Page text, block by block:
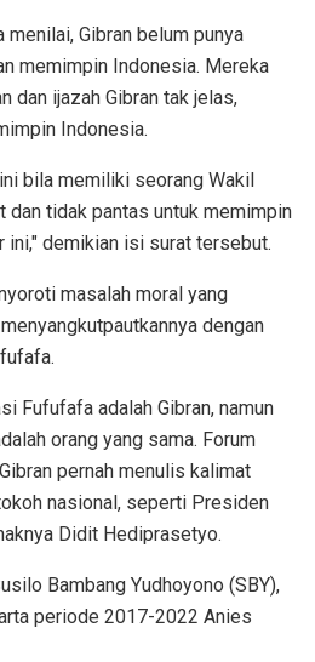
menilai, Gibran belum punya
memimpin Indonesia. Mereka
dan ijazah Gibran tak jelas,
Indonesia.
bila memiliki seorang Wakil
dan tidak pantas untuk memimpin
demikian isi surat tersebut.
masalah moral yang
dengan
Fufufafa adalah Gibran, namun
orang yang sama. Forum
pernah menulis kalimat
nasional, seperti Presiden
Didit Hediprasetyo.
Bambang Yudhoyono (SBY),
periode 2017-2022 Anies